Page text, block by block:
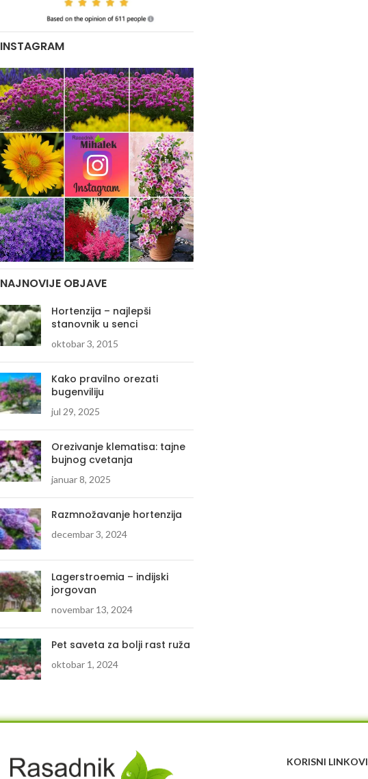
INSTAGRAM
NAJNOVIJE OBJAVE
Hortenzija – najlepši
stanovnik u senci
oktobar 3, 2015
Kako pravilno orezati
bugenviliju
jul 29, 2025
Orezivanje klematisa: tajne
bujnog cvetanja
januar 8, 2025
Razmnožavanje hortenzija
decembar 3, 2024
Lagerstroemia – indijski
jorgovan
novembar 13, 2024
Pet saveta za bolji rast ruža
oktobar 1, 2024
KORISNI LINKOVI